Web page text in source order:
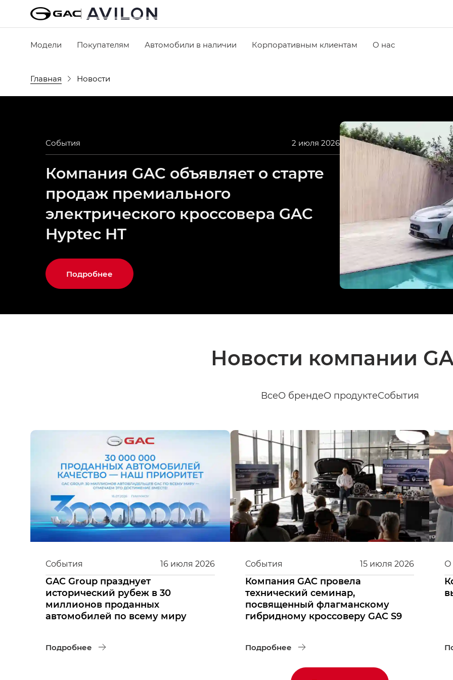
Модели Покупателям Автомобили в наличии Корпоративным клиентам О нас
Главная Новости
События 2 июля 2026
Компания GAC объявляет о старте
продаж премиального
электрического кроссовера GAC
Hyptec HT
Подробнее
Новости компании
ВсеО брендеО продуктеСобытия
16 июля 2026
События
GAC Group празднует
исторический рубеж в 30
миллионов проданных
автомобилей по всему миру
Подробнее
15 июля 2026
События
Компания GAC провела
технический семинар,
посвященный флагманскому
гибридному кроссоверу GAC S9
Подробнее
О